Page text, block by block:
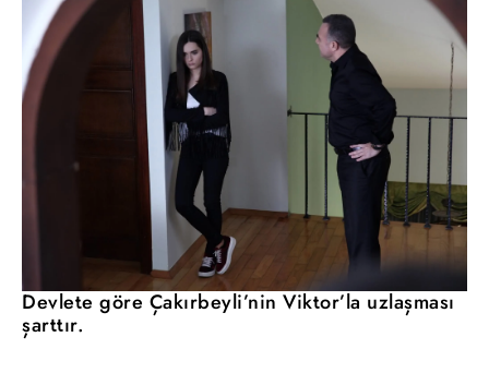
Devlete göre Çakırbeyli’nin Viktor’la uzlaşması
şarttır.